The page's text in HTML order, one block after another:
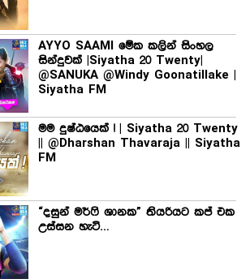
AYYO SAAMI මේක කලින් සිංහල
සින්දුවක් |Siyatha 20 Twenty|
@SANUKA @Windy Goonatillake |
Siyatha FM
මම දුෂ්ඨයෙක් ! | Siyatha 20 Twenty
|| @Dharshan Thavaraja || Siyatha
FM
“දසුන් මර්ෆි ශානක” තියරියට කප් එක
උස්සන හැටි…